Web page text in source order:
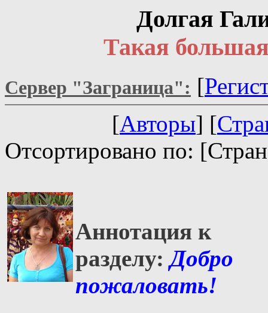
Долгая
Такая
Сервер "Заграница": [
[Авторы] [
Отсортировано по:
Аннотация к
разделу: Добро
пожаловать!